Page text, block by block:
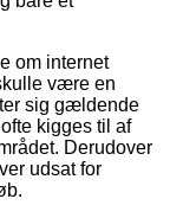
om internet
være en
sig gældende
kigges til af
Derudover
udsat for